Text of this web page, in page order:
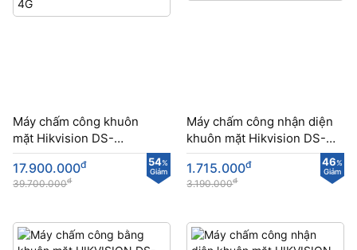
Máy chấm công khuôn
mặt Hikvision DS-
K1T680DFG có hỗ trợ Sim
4G
54%
Giảm
17.900.000đ
39.700.000đ
Máy chấm công nhận diện
khuôn mặt Hikvision DS-
K1T320MX
46%
Giảm
1.715.000đ
3.190.000đ